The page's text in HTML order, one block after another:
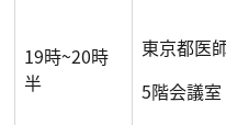
19時~20時
半
東京都医
5階会議室